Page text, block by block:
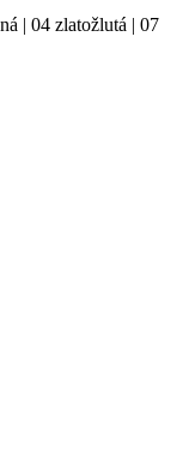
| 04 zlatožlutá | 07